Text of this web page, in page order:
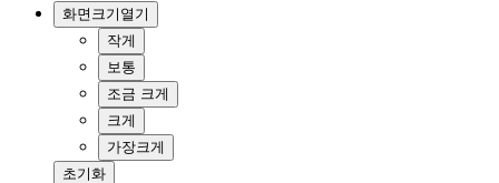
화면크기 열기
작게
보통
조금 크게
크게
가장크게
초기화